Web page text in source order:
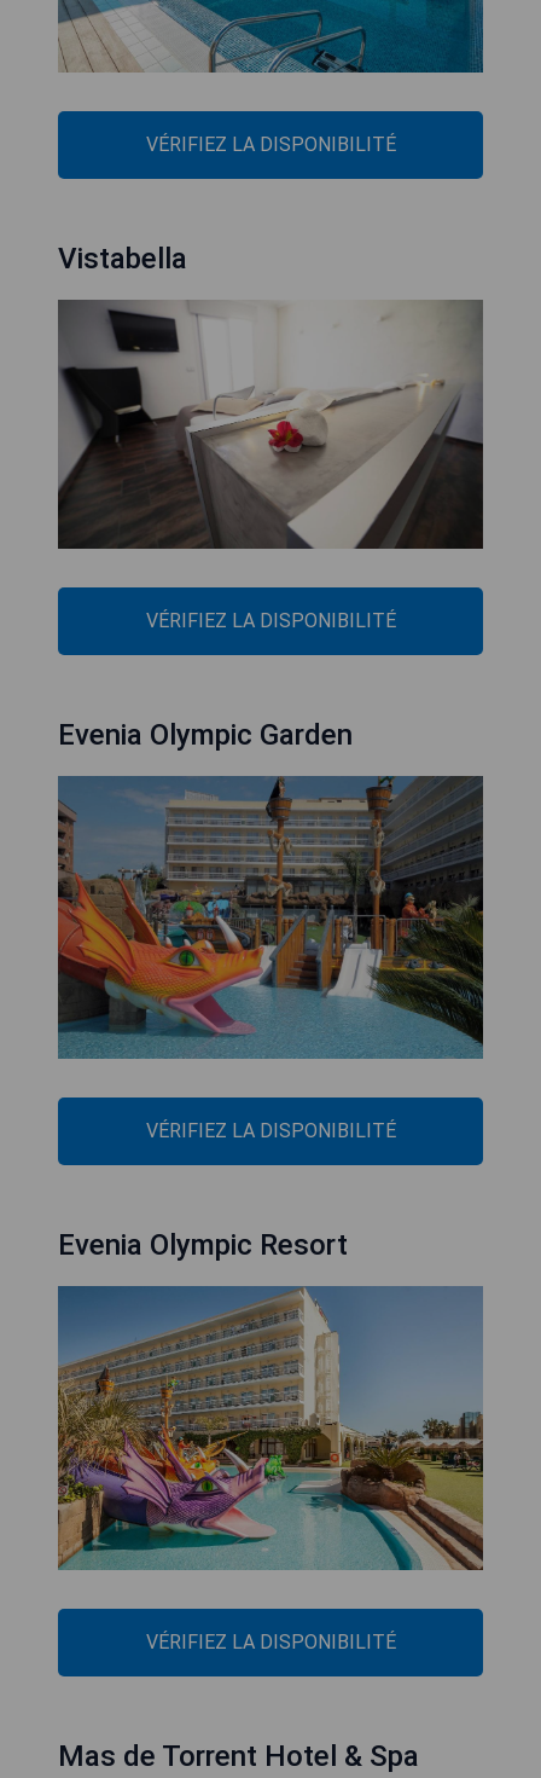
VÉRIFIEZ LA DISPONIBILITÉ
Vistabella
VÉRIFIEZ LA DISPONIBILITÉ
Evenia Olympic Garden
VÉRIFIEZ LA DISPONIBILITÉ
Evenia Olympic Resort
VÉRIFIEZ LA DISPONIBILITÉ
Mas de Torrent Hotel & Spa